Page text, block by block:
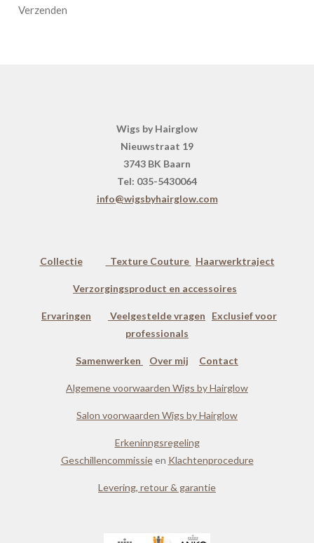
Verzenden
Wigs by Hairglow
Nieuwstraat 19
3743 BK Baarn
Tel: 035-5430064
info@wigsbyhairglow.com
Collectie Texture Couture Haarwerktraject
Verzorgingsproduct en accessoires
Ervaringen Veelgestelde vragen
Exclusief voor
professionals
Samenwerken Over mij Contact
Algemene voorwaarden Wigs by Hairglow
Salon voorwaarden Wigs by Hairglow
Erkeninngsregeling
Geschillencommissieen Klachtenprocedure
Levering, retour & garantie